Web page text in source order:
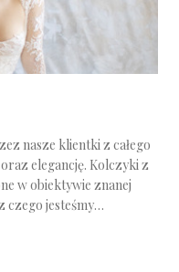
nasze klientki z całego
elegancję. Kolczyki z
w obiektywie znanej
czego jesteśmy